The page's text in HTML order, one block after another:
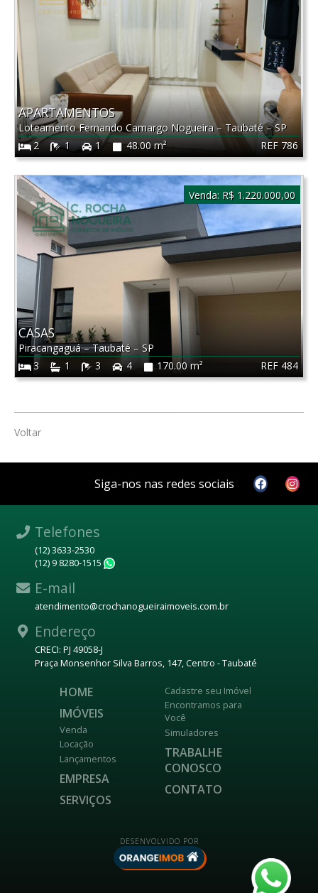
REF 786
APARTAMENTOS
Loteamento Fernando Camargo Nogueira– Taubaté–SP
2
1 1 48.00 m²
REF 484
CASAS
Piracangaguá–Taubaté – SP
3
1 3 4 170.00 m²
Venda: R$ 1.220.000,00
Voltar
Siga-nos nas redes sociais
Telefones
(12) 3633-2530
(12) 9 8280-1515
E-mail
atendimento@crochanogueiraimoveis.com.br
Endereço
CRECI: PJ 49058-J
Praça Monsenhor Silva Barros, 147, Centro - Taubaté
HOME
IMÓVEIS
Venda
Locação
Lançamentos
EMPRESA
SERVIÇOS
Cadastre seu Imóvel
Encontramos para
Você
Simuladores
TRABALHE
CONOSCO
CONTATO
DESENVOLVIDO POR